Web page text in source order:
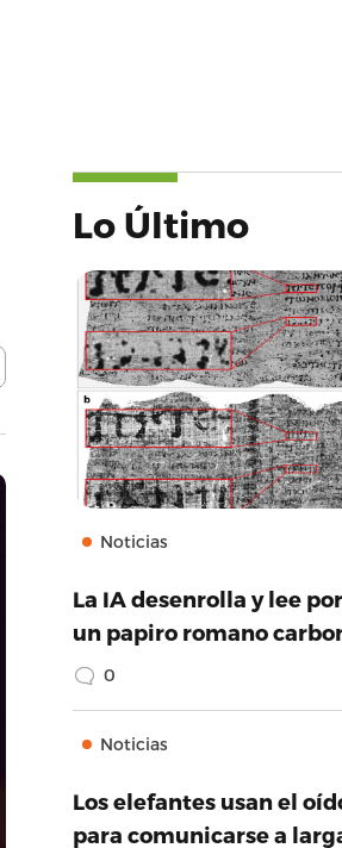
Lo Último
Noticias
La IA desenrolla y lee
un papiro romano
0
Noticias
Los elefantes usan el
para comunicarse a